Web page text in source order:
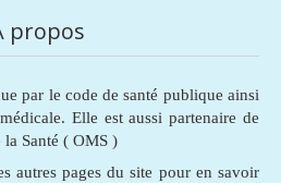
propos
par le code de santé publique ainsi
Elle est aussi partenaire de
Santé ( OMS )
autres pages du site pour en savoir